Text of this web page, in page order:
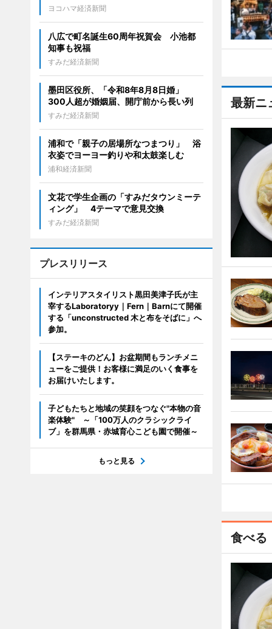
最新ニ
食べる
ヨコハマ経済新聞
八広で町名誕生60周年祝賀会 小池都
知事も祝福
すみだ経済新聞
墨田区役所、「令和8年8月8日婚」
300人超が婚姻届、開庁前から長い列
すみだ経済新聞
浦和で「親子の居場所なつまつり」 浴
衣姿でヨーヨー釣りや和太鼓楽しむ
浦和経済新聞
文花で学生企画の「すみだタウンミーテ
ィング」 4テーマで意見交換
すみだ経済新聞
プレスリリース
インテリアスタイリスト黒田美津子氏が主
宰するLaboratoryy｜Fern｜Barnにて開催
する「unconstructed 木と布をそばに」へ
参加。
【ステーキのどん】お盆期間もランチメニ
ューをご提供！お客様に満足のいく食事を
お届けいたします。
子どもたちと地域の笑顔をつなぐ"本物の音
楽体験" ～「100万人のクラシックライ
ブ」を群馬県・赤城育心こども園で開催～
もっと見る